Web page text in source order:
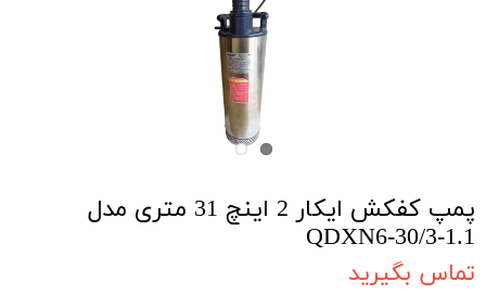
پمپ کفکش ایکار 2 اینچ 31 متری مدل
QDXN6-30/3-1.1
تماس بگیرید